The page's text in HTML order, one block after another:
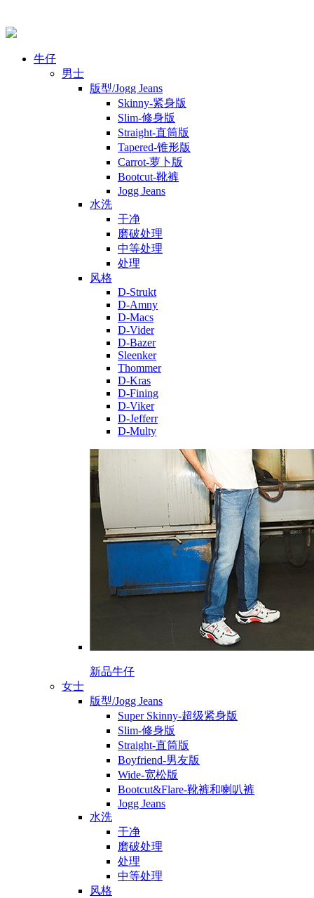
牛仔
男士
版型/Jogg Jeans
Skinny-紧身版
Slim-修身版
Straight-直筒版
Tapered-锥形版
Carrot-萝卜版
Bootcut-靴裤
Jogg Jeans
水洗
干净
磨破处理
中等处理
处理
风格
D-Strukt
D-Amny
D-Macs
D-Vider
D-Bazer
Sleenker
Thommer
D-Kras
D-Fining
D-Viker
D-Jefferr
D-Multy
新品牛仔
女士
版型/Jogg Jeans
Super Skinny-超级紧身版
Slim-修身版
Straight-直筒版
Boyfriend-男友版
Wide-宽松版
Bootcut&Flare-靴裤和喇叭裤
Jogg Jeans
水洗
干净
磨破处理
处理
中等处理
风格